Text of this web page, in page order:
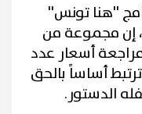
''هنا تونس''
إن مجموعة من
أسعار عدد
أساساً بالحق
الدستور.